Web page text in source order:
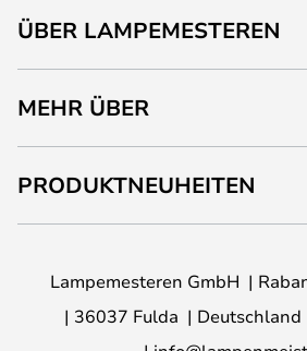
ÜBER LAMPEMESTEREN
MEHR ÜBER
PRODUKTNEUHEITEN
Lampemesteren GmbH
36037 Fulda
Deutschland